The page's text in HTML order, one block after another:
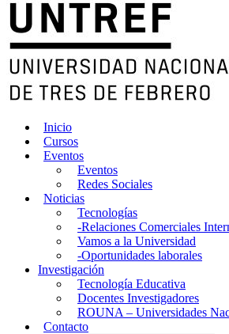
Inicio
Cursos
Eventos
Eventos
Redes Sociales
Noticias
Tecnologías
-Relaciones Comerciales
Vamos a la Universidad
-Oportunidades laborales
Investigación
Tecnología Educativa
Docentes Investigadores
ROUNA – Universidades
Contacto